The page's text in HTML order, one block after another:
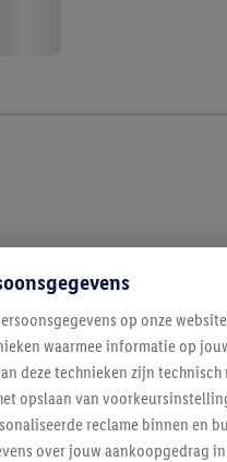
op onze
waarmee informatie op
deze technieken zijn
opslaan van
reclame binnen en
over jouw aankoopgedrag